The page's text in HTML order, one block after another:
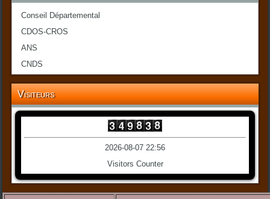
Conseil Départemental
CDOS-CROS
ANS
CNDS
Visiteurs
2026-08-07 22:56
Visitors Counter